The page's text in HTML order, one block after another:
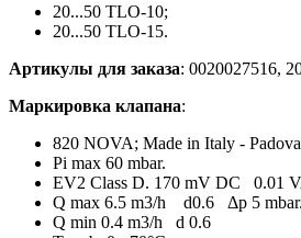
20...50 TLO-10;
20...50 TLO-15.
Артикулы для заказа: 0020027516,
Маркировка клапана:
820 NOVA; Made in Italy -
Pi max 60 mbar.
EV2 Class D. 170 mV DC 0.01
Q max 6.5 m3/h d0.6 Δp 5
Q min 0.4 m3/h d 0.6